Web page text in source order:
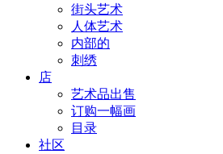
街头艺术
人体艺术
内部的
刺绣
店
艺术品出售
订购一幅画
目录
社区